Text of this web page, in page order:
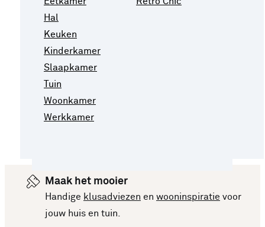
Hal
Keuken
Kinderkamer
Slaapkamer
Tuin
Woonkamer
Werkkamer
Maak het mooier
Handige klusadviezen en wooninspiratie voor
jouw huis en tuin.